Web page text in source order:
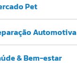
Pet
Automotiva
& Bem-estar